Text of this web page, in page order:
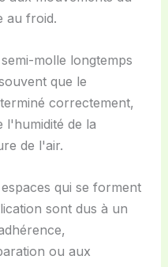
au froid.
molle longtemps
que le
correctement,
l'humidité de la
de l'air.
qui se forment
sont dus à un
ou aux